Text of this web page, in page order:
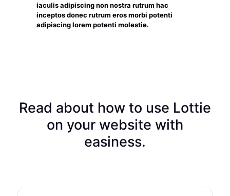
iaculis adipiscing non nostra rutrum hac
inceptos donec rutrum eros morbi potenti
adipiscing lorem potenti molestie.
Read about how to use Lottie
on your website with
easiness.